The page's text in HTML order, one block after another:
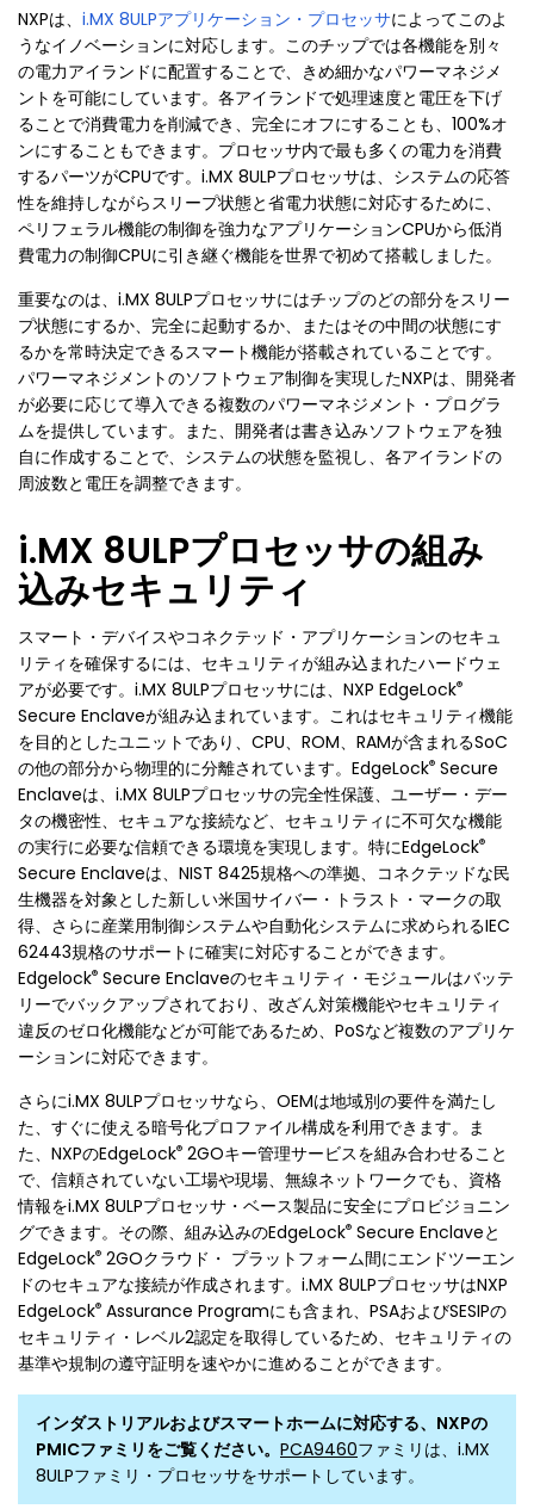
NXPは、 i.MX 8ULPアプリケーション・プロセッサによってこのよ
うなイノベーションに対応します。このチップでは各機能を別々
の電力アイランドに配置することで、きめ細かなパワーマネジメ
ントを可能にしています。各アイランドで処理速度と電圧を下げ
ることで消費電力を削減でき、完全にオフにすることも、100%オ
ンにすることもできます。プロセッサ内で最も多くの電力を消費
するパーツがCPUです。i.MX 8ULPプロセッサは、システムの応答
性を維持しながらスリープ状態と省電力状態に対応するために、
ペリフェラル機能の制御を強力なアプリケーションCPUから低消
費電力の制御CPUに引き継ぐ機能を世界で初めて搭載しました。
重要なのは、i.MX 8ULPプロセッサにはチップのどの部分をスリー
プ状態にするか、完全に起動するか、またはその中間の状態にす
るかを常時決定できるスマート機能が搭載されていることです。
パワーマネジメントのソフトウェア制御を実現したNXPは、開発者
が必要に応じて導入できる複数のパワーマネジメント・プログラ
ムを提供しています。また、開発者は書き込みソフトウェアを独
自に作成することで、システムの状態を監視し、各アイランドの
周波数と電圧を調整できます。
i.MX 8ULPプロセッサの組み
込みセキュリティ
スマート・デバイスやコネクテッド・アプリケーションのセキュ
リティを確保するには、セキュリティが組み込まれたハードウェ
アが必要です。i.MX 8ULPプロセッサには、NXP EdgeLock®
Secure Enclaveが組み込まれています。これはセキュリティ機能
を目的としたユニットであり、CPU、ROM、RAMが含まれるSoC
の他の部分から物理的に分離されています。EdgeLock® Secure
Enclaveは、i.MX 8ULPプロセッサの完全性保護、ユーザー・デー
タの機密性、セキュアな接続など、セキュリティに不可欠な機能
の実行に必要な信頼できる環境を実現します。特にEdgeLock®
Secure Enclaveは、NIST 8425規格への準拠、コネクテッドな民
生機器を対象とした新しい米国サイバー・トラスト・マークの取
得、さらに産業用制御システムや自動化システムに求められるIEC
62443規格のサポートに確実に対応することができます。
Edgelock® Secure Enclaveのセキュリティ・モジュールはバッテ
リーでバックアップされており、改ざん対策機能やセキュリティ
違反のゼロ化機能などが可能であるため、PoSなど複数のアプリケ
ーションに対応できます。
さらにi.MX 8ULPプロセッサなら、OEMは地域別の要件を満たし
た、すぐに使える暗号化プロファイル構成を利用できます。ま
た、NXPのEdgeLock® 2GOキー管理サービスを組み合わせること
で、信頼されていない工場や現場、無線ネットワークでも、資格
情報をi.MX 8ULPプロセッサ・ベース製品に安全にプロビジョニン
グできます。その際、組み込みのEdgeLock® Secure Enclaveと
EdgeLock® 2GOクラウド・ プラットフォーム間にエンドツーエン
ドのセキュアな接続が作成されます。i.MX 8ULPプロセッサはNXP
EdgeLock® Assurance Programにも含まれ、PSAおよびSESIPの
セキュリティ・レベル2認定を取得しているため、セキュリティの
基準や規制の遵守証明を速やかに進めることができます。
インダストリアルおよびスマートホームに対応する、NXPの
PMICファミリをご覧ください。 PCA9460ファミリは、i.MX
8ULPファミリ・プロセッサをサポートしています。